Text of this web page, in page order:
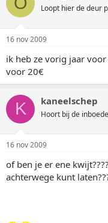
Loopt hier de deur
16 nov 2009
ik heb ze vorig jaar
voor 20€
K kaneelschep
Hoort bij de
16 nov 2009
of ben je er ene
achterwege kunt